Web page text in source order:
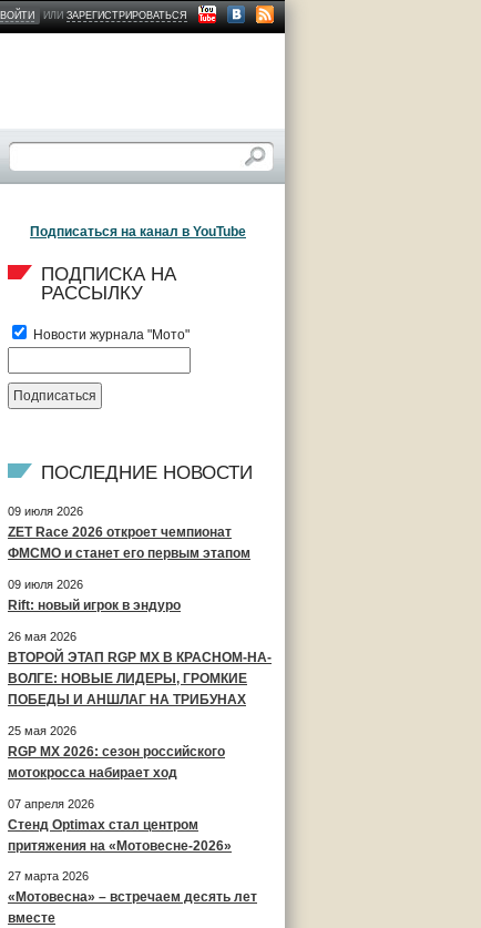
ВОЙТИ ИЛИЗАРЕГИСТРИРОВАТЬСЯ
Подписаться на канал в YouTube
ПОДПИСКА НА
РАССЫЛКУ
Новости журнала "Мото"
ПОСЛЕДНИЕ НОВОСТИ
09 июля 2026
ZET Race 2026 откроет чемпионат
ФМСМО и станет его первым этапом
09 июля 2026
Rift: новый игрок в эндуро
26 мая 2026
ВТОРОЙ ЭТАП RGP MX В КРАСНОМ-НА-
ВОЛГЕ: НОВЫЕ ЛИДЕРЫ, ГРОМКИЕ
ПОБЕДЫ И АНШЛАГ НА ТРИБУНАХ
25 мая 2026
RGP MX 2026: сезон российского
мотокросса набирает ход
07 апреля 2026
Стенд Optimax стал центром
притяжения на «Мотовесне-2026»
27 марта 2026
«Мотовесна» – встречаем десять лет
вместе